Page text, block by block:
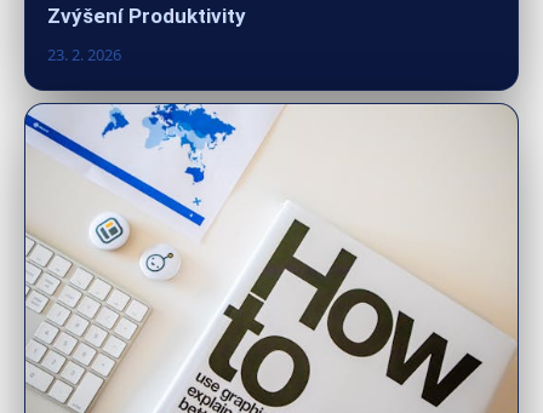
Zvýšení Produktivity
23. 2. 2026